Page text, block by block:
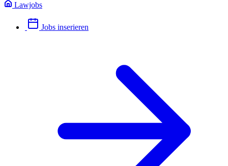
Lawjobs
Jobs inserieren